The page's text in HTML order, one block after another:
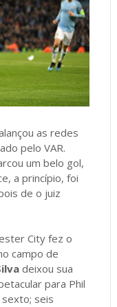
as redes
pelo VAR.
um belo gol,
a princípio, foi
de o juiz
City fez o
campo de
deixou sua
para Phil
seis